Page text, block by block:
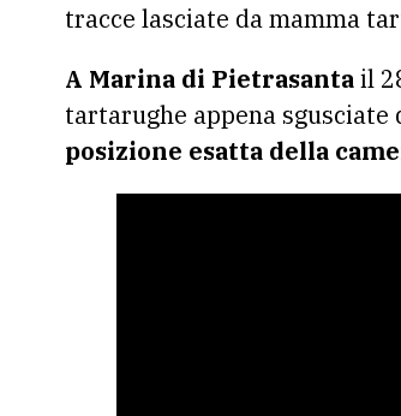
tracce lasciate da mamma
A Marina di Pietrasantail
tartarughe appena sgusciate
posizione esatta della